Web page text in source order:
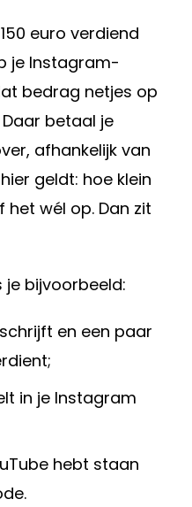
euro verdiend
je Instagram-
bedrag netjes op
betaal je
afhankelijk van
geldt: hoe klein
wél op. Dan zit
je bijvoorbeeld:
en een paar
in je Instagram
hebt staan